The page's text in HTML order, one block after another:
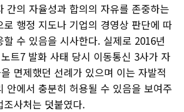
간의 자율성과 합의의 자유를 존중하는
행정 지도나 기업의 경영상 판단에 따
할 수 있음을 시사한다. 실제로 2016년
트7 발화 사태 당시 이동통신 3사가 자
면제했던 선례가 있으며 이는 자발적
안에서 충분히 허용될 수 있음을 보여주
사처는 덧붙였다.